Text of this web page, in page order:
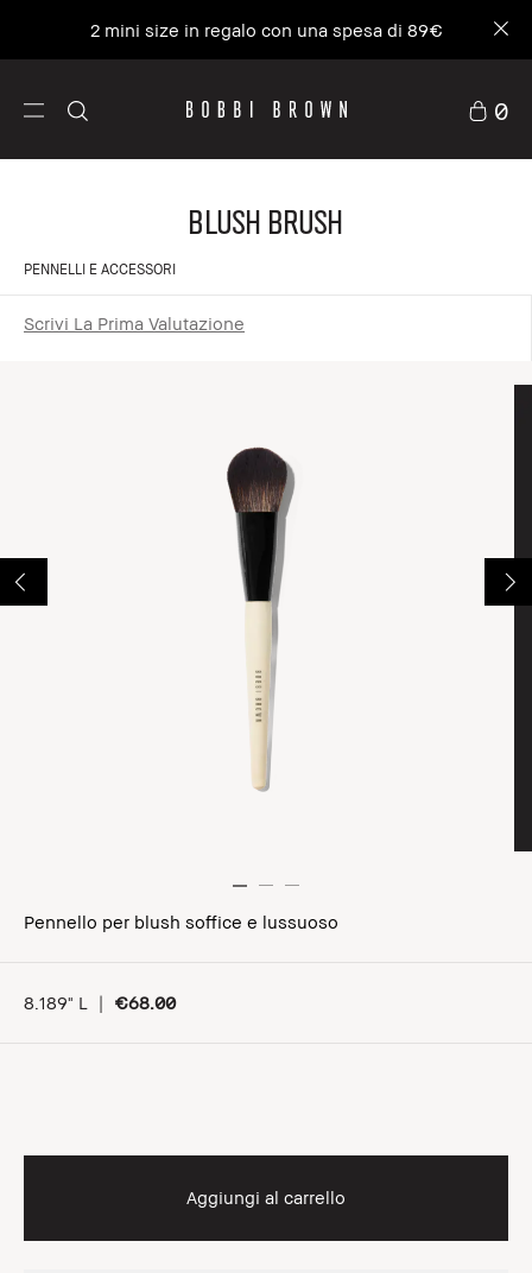
2 mini size in regalo con una spesa di 89€
0
Blush Brush
PENNELLI E ACCESSORI
Scrivi La Prima Valutazione
Pennello per blush soffice e lussuoso
8.189" L | €68.00
Aggiungi al carrello